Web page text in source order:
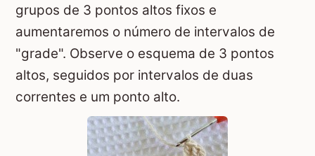
grupos de 3 pontos altos fixos e
aumentaremos o número de intervalos de
"grade". Observe o esquema de 3 pontos
altos, seguidos por intervalos de duas
correntes e um ponto alto.